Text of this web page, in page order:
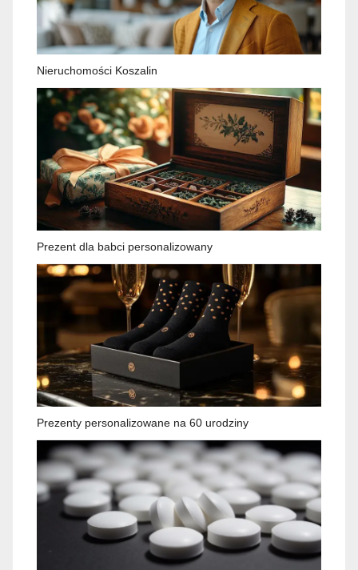
Nieruchomości Koszalin
Prezent dla babci personalizowany
Prezenty personalizowane na 60 urodziny